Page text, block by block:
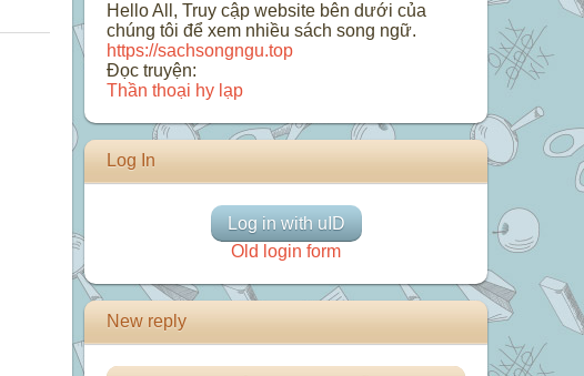
Hello All, Truy cập website bên dưới của
chúng tôi để xem nhiều sách song ngữ.
https://sachsongngu.top
Đọc truyện:
Thần thoại hy lạp
Log In
Log in with uID
Old login form
New reply